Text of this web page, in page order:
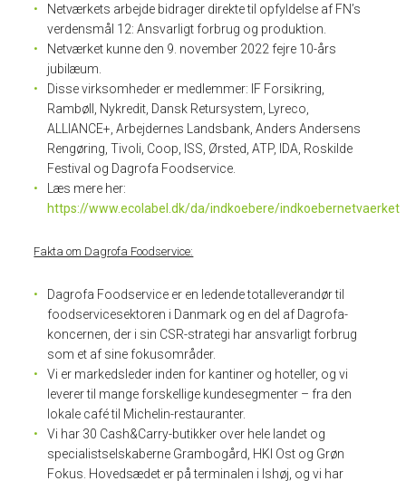
Netværkets arbejde bidrager direkte til opfyldelse af FN’s
verdensmål 12: Ansvarligt forbrug og produktion.
Netværket kunne den 9. november 2022 fejre 10-års
jubilæum.
Disse virksomheder er medlemmer: IF Forsikring,
Rambøll, Nykredit, Dansk Retursystem, Lyreco,
ALLIANCE+, Arbejdernes Landsbank, Anders Andersens
Rengøring, Tivoli, Coop, ISS, Ørsted, ATP, IDA, Roskilde
Festival og Dagrofa Foodservice.
Læs mere her:
https://www.ecolabel.dk/da/indkoebere/indkoebernetvaerket
Fakta om Dagrofa Foodservice:
Dagrofa Foodservice er en ledende totalleverandør til
foodservicesektoren i Danmark og en del af Dagrofa-
koncernen, der i sin CSR-strategi har ansvarligt forbrug
som et af sine fokusområder.
Vi er markedsleder inden for kantiner og hoteller, og vi
leverer til mange forskellige kundesegmenter – fra den
lokale café til Michelin-restauranter.
Vi har 30 Cash&Carry-butikker over hele landet og
specialistselskaberne Grambogård, HKI Ost og Grøn
Fokus. Hovedsædet er på terminalen i Ishøj, og vi har